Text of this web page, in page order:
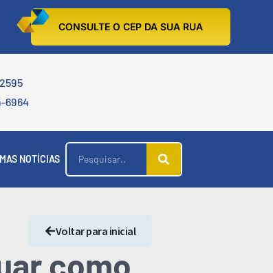
CONSULTE O CEP DA SUA RUA
6964
NOTÍCIAS
Voltar para inicial
como